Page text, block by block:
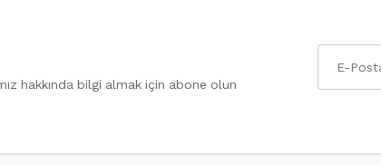
hakkında bilgi almak için abone olun